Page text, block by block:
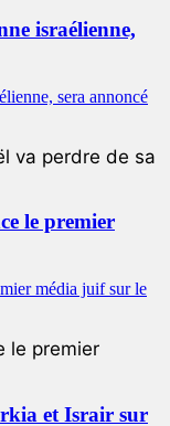
israélienne,
va perdre de sa
le premier
le premier
et Israir sur